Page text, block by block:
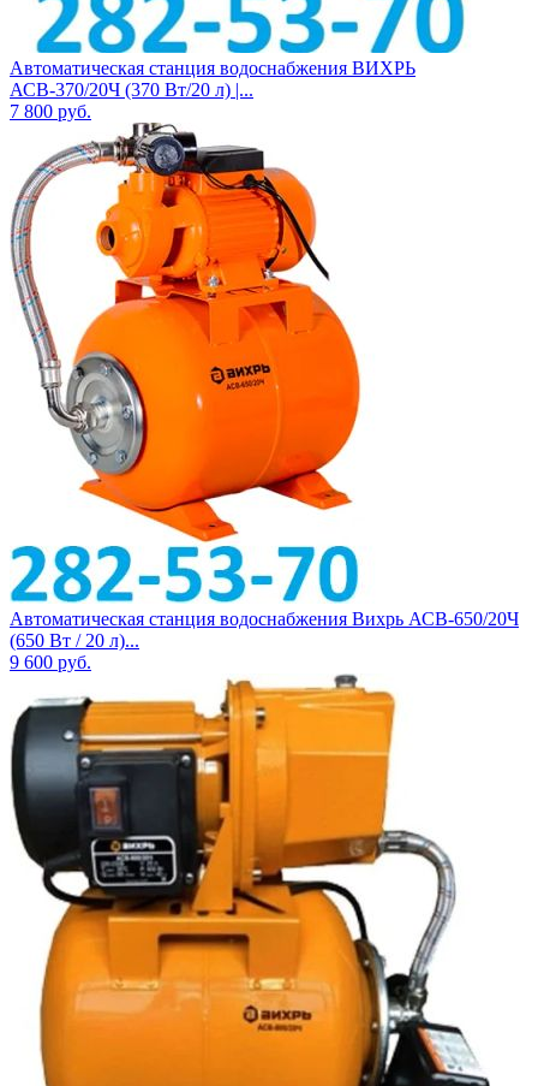
Автоматическая станция водоснабжения ВИХРЬ
АСВ-370/20Ч (370 Вт/20 л) |...
7 800 руб.
Автоматическая станция водоснабжения Вихрь АСВ-650/20Ч
(650 Вт / 20 л)...
9 600 руб.